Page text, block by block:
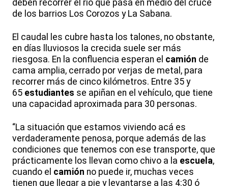
deben recorrer el río que pasa en medio del cruce
de los barrios Los Corozos y La Sabana.
El caudal les cubre hasta los talones, no obstante,
en días lluviosos la crecida suele ser más
riesgosa. En la confluencia esperan el camión de
cama amplia, cerrado por verjas de metal, para
recorrer más de cinco kilómetros. Entre 35 y
65 estudiantes se apiñan en el vehículo, que tiene
una capacidad aproximada para 30 personas.
“La situación que estamos viviendo acá es
verdaderamente penosa, porque además de las
condiciones que tenemos con ese transporte, que
prácticamente los llevan como chivo a la escuela,
cuando el camión no puede ir, muchas veces
tienen que llegar a pie y levantarse a las 4:30 ó